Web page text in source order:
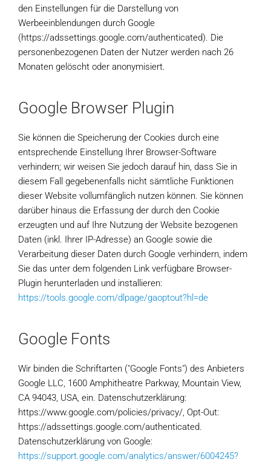
den Einstellungen für die Darstellung von
Werbeeinblendungen durch Google
(https://adssettings.google.com/authenticated). Die
personenbezogenen Daten der Nutzer werden nach 26
Monaten gelöscht oder anonymisiert.
Google Browser Plugin
Sie können die Speicherung der Cookies durch eine
entsprechende Einstellung Ihrer Browser-Software
verhindern; wir weisen Sie jedoch darauf hin, dass Sie in
diesem Fall gegebenenfalls nicht sämtliche Funktionen
dieser Website vollumfänglich nutzen können. Sie können
darüber hinaus die Erfassung der durch den Cookie
erzeugten und auf Ihre Nutzung der Website bezogenen
Daten (inkl. Ihrer IP-Adresse) an Google sowie die
Verarbeitung dieser Daten durch Google verhindern, indem
Sie das unter dem folgenden Link verfügbare Browser-
Plugin herunterladen und installieren:
https://tools.google.com/dlpage/gaoptout?hl=de
Google Fonts
Wir binden die Schriftarten ("Google Fonts") des Anbieters
Google LLC, 1600 Amphitheatre Parkway, Mountain View,
CA 94043, USA, ein. Datenschutzerklärung:
https://www.google.com/policies/privacy/, Opt-Out:
https://adssettings.google.com/authenticated.
Datenschutzerklärung von Google:
https://support.google.com/analytics/answer/6004245?